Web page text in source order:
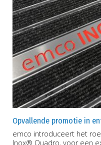
Opvallende promotie in
emco introduceert het
Inox® Quadro, voor een